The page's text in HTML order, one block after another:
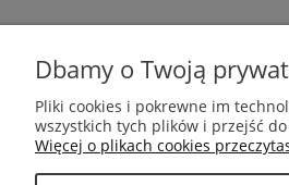
POMOC
Regulamin sklepu
Dbamy o Twoją
Pliki cookies i pokrewne im
wszystkich tych plików i przejść
Więcej o plikach cookies